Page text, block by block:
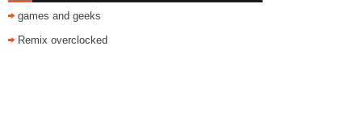
games and geeks
Remix overclocked